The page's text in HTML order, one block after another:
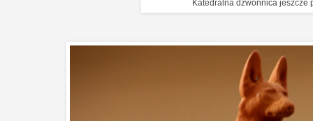
Katedralna dzwonnica jeszcze